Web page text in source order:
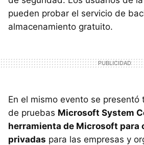
pueden probar el servicio de
almacenamiento gratuito.
En el mismo evento se presentó
de pruebas Microsoft System
herramienta de Microsoft para
privadas para las empresas y